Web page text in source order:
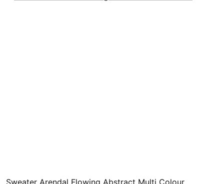
Sweater Arendal Flowing Abstract Multi Colour